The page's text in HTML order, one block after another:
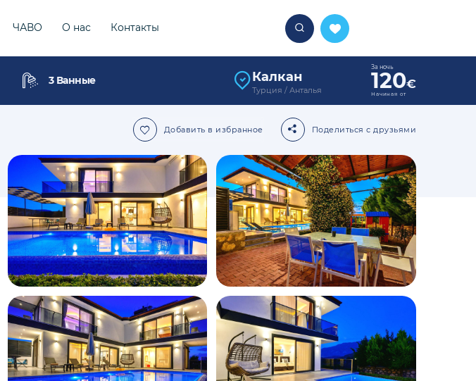
ЧАВО О нас Контакты
3 Ванные Калкан
Турция / Анталья
За ночь
120€
Начиная от
Добавить в избранное Поделиться с друзьями